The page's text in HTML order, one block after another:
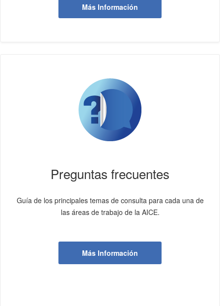
Más Información
Preguntas frecuentes
Guía de los principales temas de consulta para cada una de
las áreas de trabajo de la AICE.
Más Información